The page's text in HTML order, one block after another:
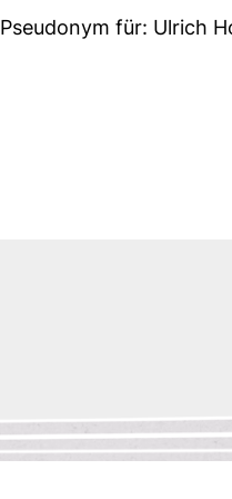
Pseudonym für: Ulrich